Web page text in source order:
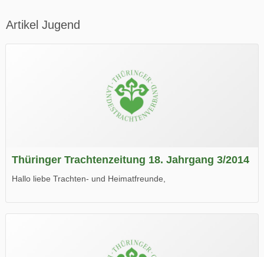
Artikel Jugend
Thüringer Trachtenzeitung 18. Jahrgang 3/2014
Hallo liebe Trachten- und Heimatfreunde,
Wir wünschen Euch viel Spaß beim Lesen.